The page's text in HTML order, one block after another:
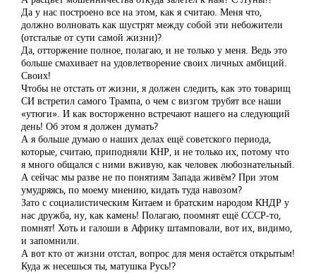
Да у нас построено все на этом, как я считаю. Меня что,
должно волновать как шустрят между собой эти небожители
(отсталые от сути самой жизни)?
Да, отторжение полное, полагаю, и не только у меня. Ведь это
больше смахивает на удовлетворение своих личных амбиций.
Своих!
Чтобы не отстать от жизни, я должен следить, как это товарищ
СИ встретил самого Трампа, о чем с визгом трубят все наши
«утюги». И как восторженно встречают нашего на следующий
день! Об этом я должен думать?
А я больше думаю о наших делах ещё советского периода,
которые, считаю, приподняли КНР, и не только их, потому что
я много общался с ними вживую, как человек любознательный.
А сейчас мы разве не по понятиям Запада живём? При этом
умудряясь, по моему мнению, кидать туда навозом?
Зато с социалистическим Китаем и братским народом КНДР у
нас дружба, ну, как камень! Полагаю, поомнят ещё СССР-то,
помнят! Хоть и галоши в Африку штамповали, вот их, видимо,
и запомнили.
А вот кто от жизни отстал, вопрос для меня остаётся открытым!
Куда ж несешься ты, матушка Русь!?